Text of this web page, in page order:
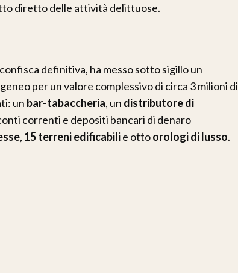
diretto delle attività delittuose.
definitiva, ha messo sotto sigillo un
per un valore complessivo di circa 3 milioni di
un bar-tabaccheria, un distributore di
correnti e depositi bancari di denaro
, 15 terreni edificabilie ottoorologi di lusso.